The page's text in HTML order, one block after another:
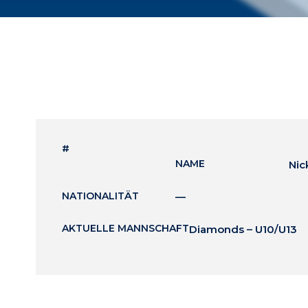
#
NAME
NATIONALITÄT —
AKTUELLE MANNSCHAFTDiamonds – U10/U13